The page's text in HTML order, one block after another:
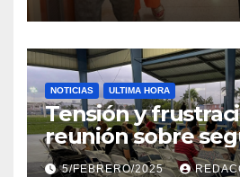
NOTICIAS ULTIMA HORA
Tensión y
reunión sobre
Reparto
5/FEBRERO/2025